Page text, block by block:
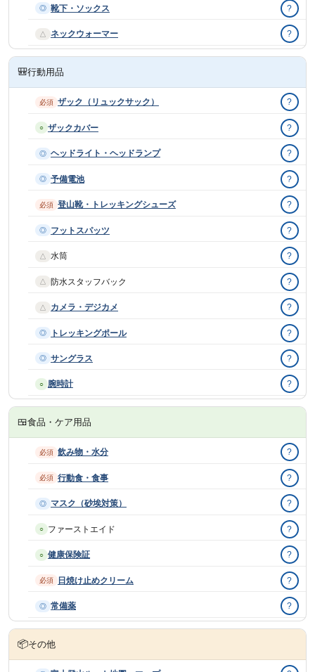
◎ 靴下・ソックス ?
△ ネックウォーマー ?
🎒行動用品
必須 ザック（リュックサック） ?
○ ザックカバー ?
◎ ヘッドライト・ヘッドランプ ?
◎ 予備電池 ?
必須 登山靴・トレッキングシューズ ?
◎ フットスパッツ ?
△ 水筒 ?
△ 防水スタッフバック ?
△ カメラ・デジカメ ?
◎ トレッキングポール ?
◎ サングラス ?
○ 腕時計 ?
🍱食品・ケア用品
必須 飲み物・水分 ?
必須 行動食・食事 ?
◎ マスク（砂埃対策） ?
○ ファーストエイド ?
○ 健康保険証 ?
必須 日焼け止めクリーム ?
◎ 常備薬 ?
📦その他